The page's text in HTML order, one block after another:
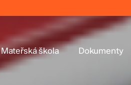
Mateřská škola Dokumenty